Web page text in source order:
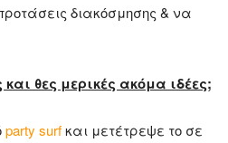
διακόσμησης & να
θες μερικές ακόμα ιδέες;
party surfκαι μετέτρεψε το σε